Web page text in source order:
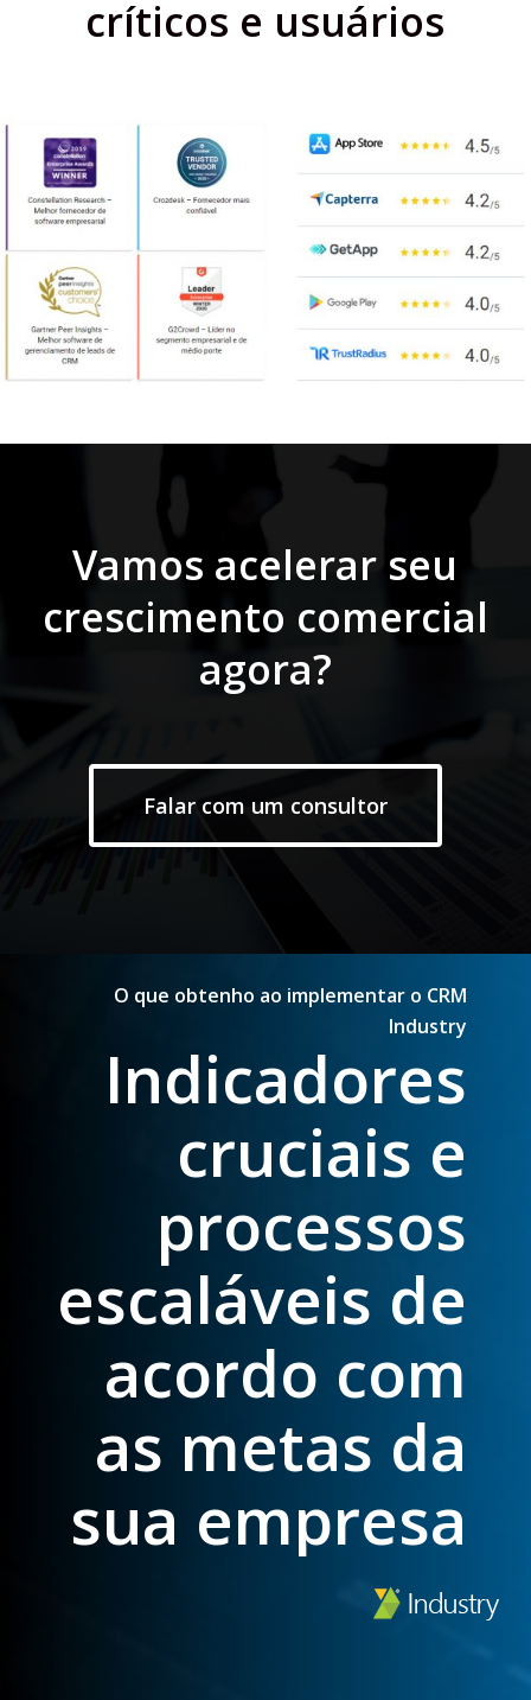
críticos e usuários
Vamos acelerar seu
crescimento comercial
agora?
Falar com um consultor
O que obtenho ao implementar o CRM
Industry
Indicadores
cruciais e
processos
escaláveis de
acordo com
as metas da
sua empresa